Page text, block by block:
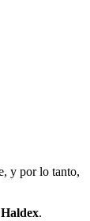
y por lo tanto,
.